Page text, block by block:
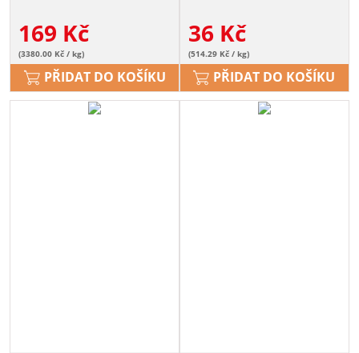
169 Kč
(3380.00 Kč / kg)
PŘIDAT DO KOŠÍKU
36 Kč
(514.29 Kč / kg)
PŘIDAT DO KOŠÍKU